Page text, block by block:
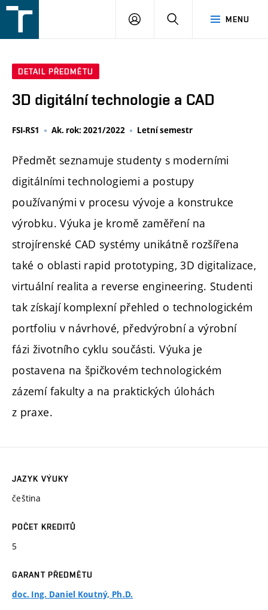
v
MENU
PŘIHLÁŠENÍ
DETAIL PŘEDMĚTU
3D digitální technologie a CAD
FSI-RS1 Ak. rok: 2021/2022 Letní semestr
Předmět seznamuje studenty s moderními
digitálními technologiemi a postupy
používanými v procesu vývoje a konstrukce
výrobku. Výuka je kromě zaměření na
strojírenské CAD systémy unikátně rozšířena
také o oblasti rapid prototyping, 3D digitalizace,
virtuální realita a reverse engineering. Studenti
tak získají komplexní přehled o technologickém
portfoliu v návrhové, předvýrobní a výrobní
fázi životního cyklu součásti. Výuka je
postavena na špičkovém technologickém
zázemí fakulty a na praktických úlohách
z praxe.
JAZYK VÝUKY
čeština
POČET KREDITŮ
5
GARANT PŘEDMĚTU
doc. Ing. Daniel Koutný, Ph.D.